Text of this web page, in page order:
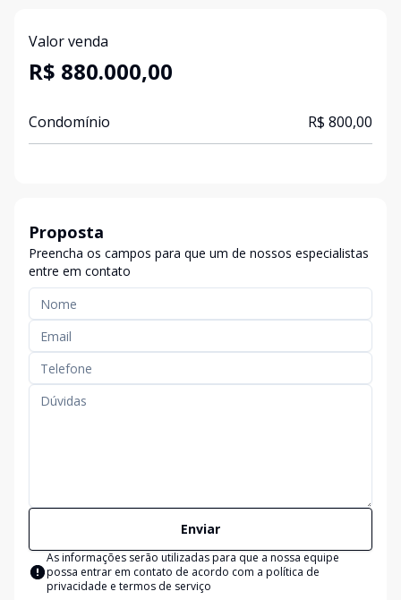
Valor venda
R$ 880.000,00
Condomínio R$ 800,00
Proposta
Preencha os campos para que um de nossos especialistas
entre em contato
Enviar
As informações serão utilizadas para que a nossa equipe
possa entrar em contato de acordo com a política de
privacidade e termos de serviço